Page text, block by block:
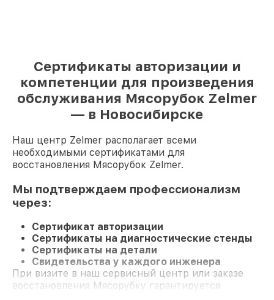
Сертификаты авторизации и
компетенции для произведения
обслуживания Мясорубок Zelmer
— в Новосибирске
Наш центр Zelmer располагает всеми
необходимыми сертификатами для
восстановления Мясорубок Zelmer.
Мы подтверждаем профессионализм
через:
Сертификат авторизации
Сертификаты на диагностические стенды
Сертификаты на детали
Свидетельства у каждого инженера
При визите в наш сервисный центр или заказе
восстановления Мясорубку гарантируется